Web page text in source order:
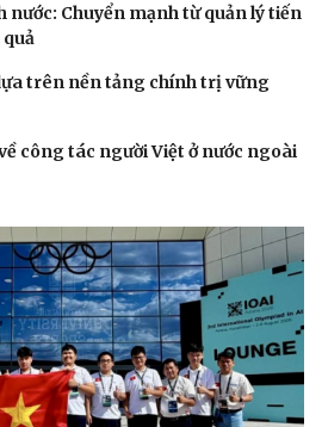
nước: Chuyển mạnh từ quản lý tiến
trên nền tảng chính trị vững
công tác người Việt ở nước ngoài